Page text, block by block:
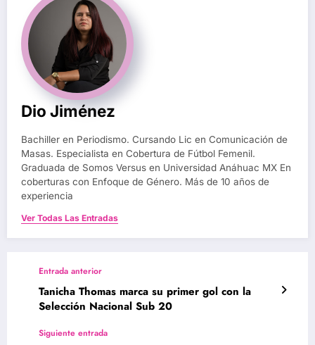
Dio Jiménez
Bachiller en Periodismo. Cursando Lic en Comunicación de
Masas. Especialista en Cobertura de Fútbol Femenil.
Graduada de Somos Versus en Universidad Anáhuac MX En
coberturas con Enfoque de Género. Más de 10 años de
experiencia
Ver Todas Las Entradas
Entrada anterior
Tanicha Thomas marca su primer gol con la
Selección Nacional Sub 20
Siguiente entrada